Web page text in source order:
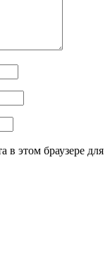
в этом браузере для